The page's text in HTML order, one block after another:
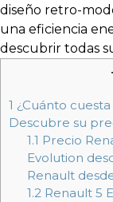
diseño retro-
una eficiencia
descubrir todas
1 ¿Cuánto
Descubre su
1.1 Precio
Evolution
Renault
1.2Renault 5